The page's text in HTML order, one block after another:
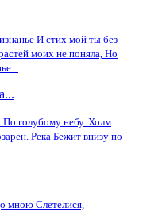
И стих мой ты без
моих не поняла, Но
По голубому небу. Холм
Река Бежит внизу по
мною Слетелися,